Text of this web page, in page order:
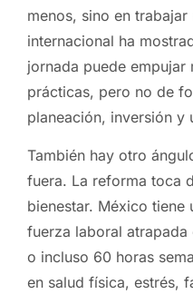
menos, sino en
internacional ha
jornada puede
prácticas, pero no de
planeación, inversión y
También hay otro
fuera. La reforma toca
bienestar. México tiene
fuerza laboral
o incluso 60 horas
en salud física, estrés,